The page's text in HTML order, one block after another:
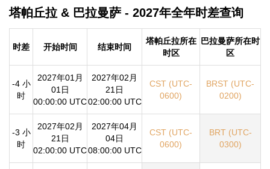
塔帕丘拉 & 巴拉曼萨 - 2027年全年时差查询
时差 开始时间 结束时间
塔帕丘拉所在
时区
巴拉曼萨所在时
区
-4 小
时
2027年01月
01日
00:00:00 UTC
2027年02月
21日
02:00:00 UTC
CST (UTC-
0600)
BRST (UTC-
0200)
-3 小
时
2027年02月
21日
02:00:00 UTC
2027年04月
04日
08:00:00 UTC
CST (UTC-
0600)
BRT (UTC-
0300)